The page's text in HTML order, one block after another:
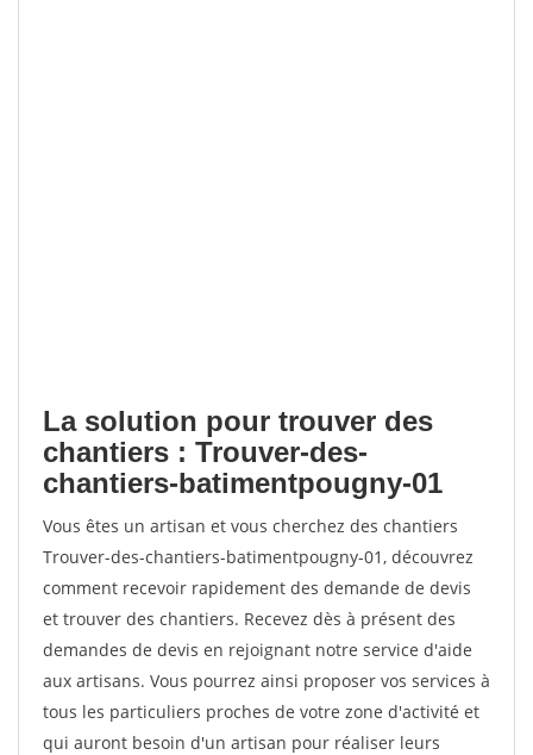
La solution pour trouver des
chantiers : Trouver-des-
chantiers-batimentpougny-01
Vous êtes un artisan et vous cherchez des chantiers
Trouver-des-chantiers-batimentpougny-01, découvrez
comment recevoir rapidement des demande de devis
et trouver des chantiers. Recevez dès à présent des
demandes de devis en rejoignant notre service d'aide
aux artisans. Vous pourrez ainsi proposer vos services à
tous les particuliers proches de votre zone d'activité et
qui auront besoin d'un artisan pour réaliser leurs